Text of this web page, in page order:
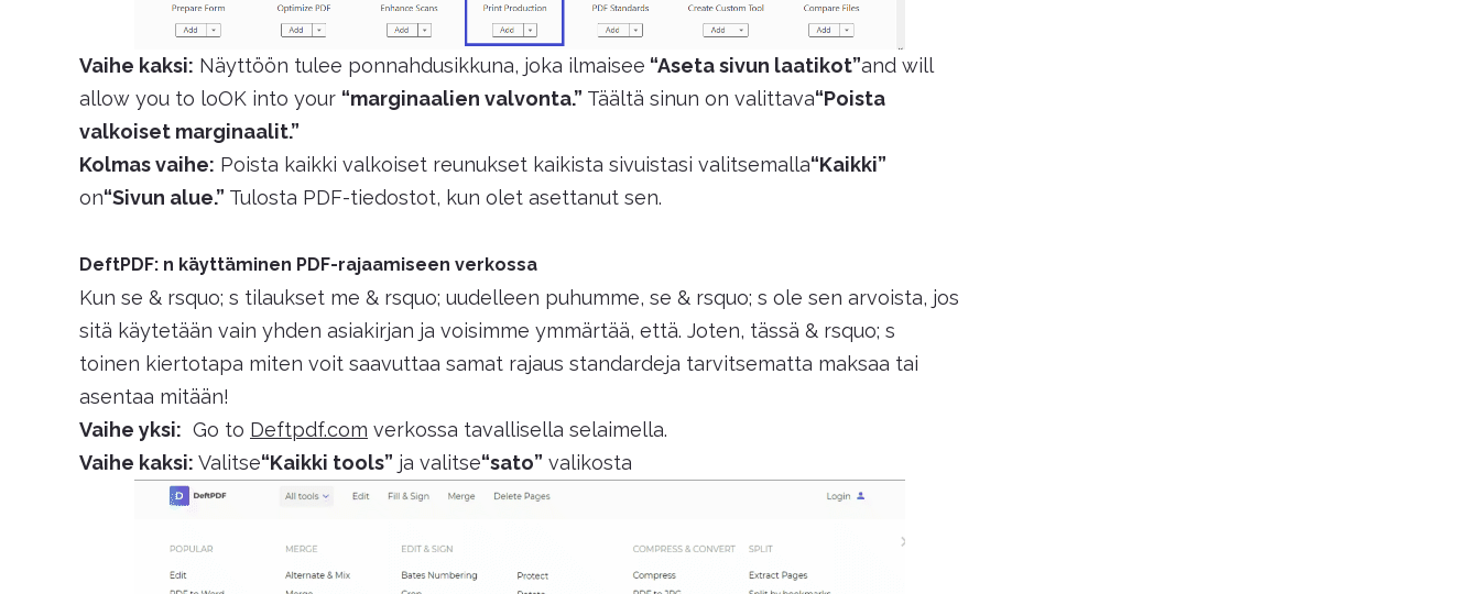
Vaihe kaksi: Näyttöön tulee ponnahdusikkuna, joka ilmaisee “Aseta sivun laatikot”and will
allow you to loOK into your “marginaalien valvonta.” Täältä sinun on valittava“Poista
valkoiset marginaalit.”
Kolmas vaihe: Poista kaikki valkoiset reunukset kaikista sivuistasi valitsemalla“Kaikki”
on“Sivun alue.” Tulosta PDF-tiedostot, kun olet asettanut sen.
DeftPDF: n käyttäminen PDF-rajaamiseen verkossa
Kun se & rsquo; s tilaukset me & rsquo; uudelleen puhumme, se & rsquo; s ole sen arvoista, jos
sitä käytetään vain yhden asiakirjan ja voisimme ymmärtää, että. Joten, tässä & rsquo; s
toinen kiertotapa miten voit saavuttaa samat rajaus standardeja tarvitsematta maksaa tai
asentaa mitään!
Vaihe yksi: Go to Deftpdf.com verkossa tavallisella selaimella.
Vaihe kaksi: Valitse“Kaikki tools” ja valitse“sato” valikosta